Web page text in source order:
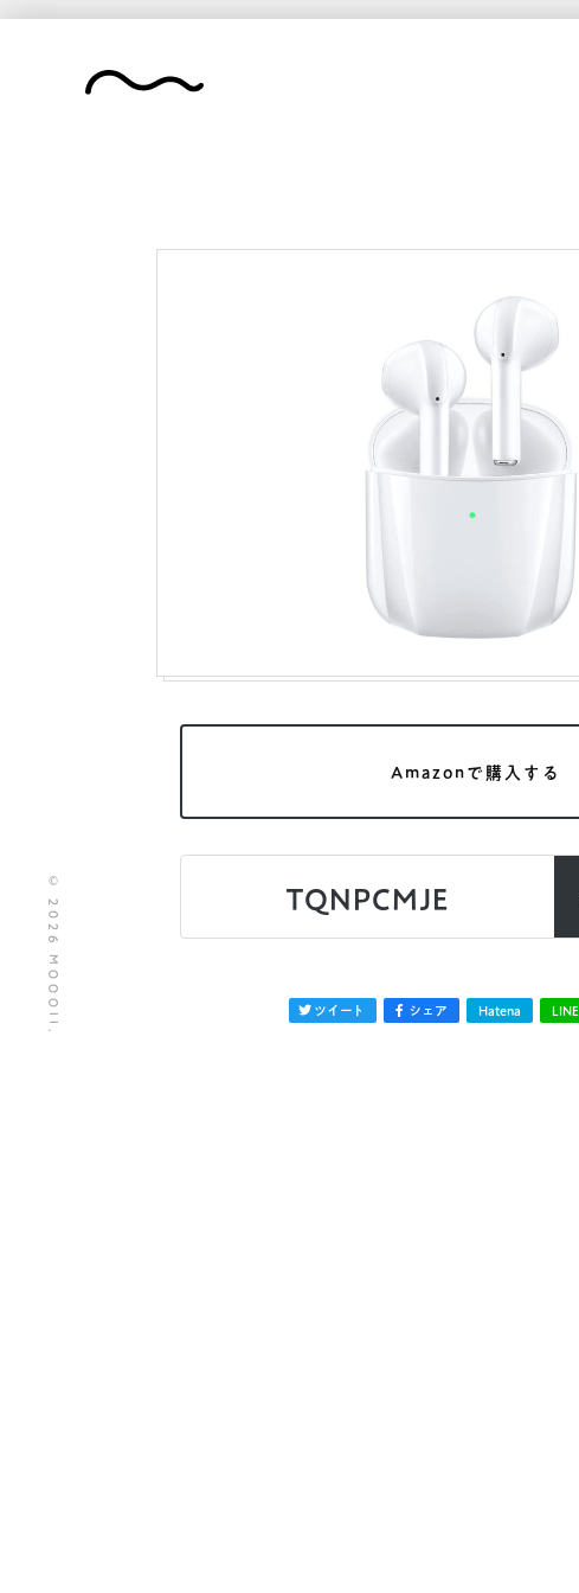
Amazonで購入する
TQNPCMJE
ツイート シェア Hatena LINE
© 2026 MOOOII.